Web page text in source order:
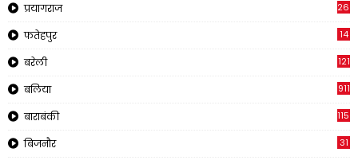
प्रयागराज 269
फतेहपुर 14
बरेली 121
बलिया 911
बाराबंकी 1150
बिजनौर 31